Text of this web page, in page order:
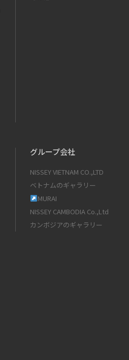
グループ会社
NISSEY VIETNAM CO.,LTD
ベトナムのギャラリー
MURAI
NISSEY CAMBODIA Co.,Ltd
カンボジアのギャラリー